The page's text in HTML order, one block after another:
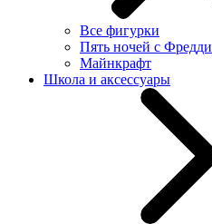
Все фигурки
Пять ночей с Фредди
Майнкрафт
Школа и аксессуары